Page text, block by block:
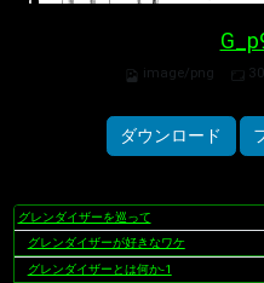
image/png
ダウンロード
ナ
グレンダイザーを巡って
グレンダイザーが好きなワケ
グレンダイザーとは何か-1